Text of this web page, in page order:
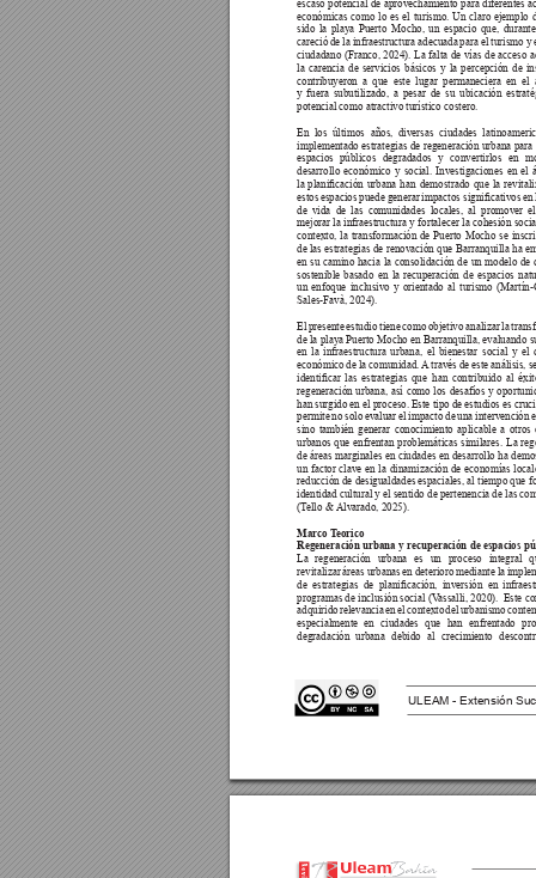
ULEAM - Extensión
escaso potencial de aprovechamiento para diferentes
económicas como lo es el turismo. Un claro ejemplo
sido la playa Puerto Mocho, un espacio que,
careció de la infraestructura adecuada para el turismo
ciudadano (Franco, 2024). La falta de vías de acceso
la carencia de servicios básicos y la percepción de
contribuyeron a que este lugar permaneciera en el
y fuera subutilizado, a pesar de su ubicación
potencial como atractivo turístico costero.
En los últimos años, diversas ciudades
implementado estrategias de regeneración urbana
espacios públicos degradados y convertirlos en
desarrollo económico y social. Investigaciones en el
la planicación urbana han demostrado que la
estos espacios puede generar impactos signicativos en
de vida de las comunidades locales, al promover
mejorar la infraestructura y fortalecer la cohesión
contexto, la transformación de Puerto Mocho se
de las estrategias de renovación que Barranquilla ha
en su camino hacia la consolidación de un modelo de
sostenible basado en la recuperación de espacios
un enfoque inclusivo y orientado al turismo
Sales-Favà, 2024).
El presente estudio tiene como objetivo analizar la
de la playa Puerto Mocho en Barranquilla, evaluando
en la infraestructura urbana, el bienestar social y el
económico de la comunidad. A través de este análisis,
identicar las estrategias que han contribuido al
regeneración urbana, así como los desafíos y
han surgido en el proceso. Este tipo de estudios es
permite no solo evaluar el impacto de una intervención
sino también generar conocimiento aplicable a
urbanos que enfrentan problemáticas similares. La
de áreas marginales en ciudades en desarrollo ha
un factor clave en la dinamización de economías
reducción de desigualdades espaciales, al tiempo que
identidad cultural y el sentido de pertenencia de las
(Tello & Alvarado, 2025).
Marco Teorico
Regeneración urbana y recuperación de espacios
La regeneración urbana es un proceso integral
revitalizar áreas urbanas en deterioro mediante la
de estrategias de planicación, inversión en
programas de inclusión social (Vassalli, 2020).  Este
adquirido relevancia en el contexto del urbanismo
especialmente en ciudades que han enfrentado
degradación urbana debido al crecimiento